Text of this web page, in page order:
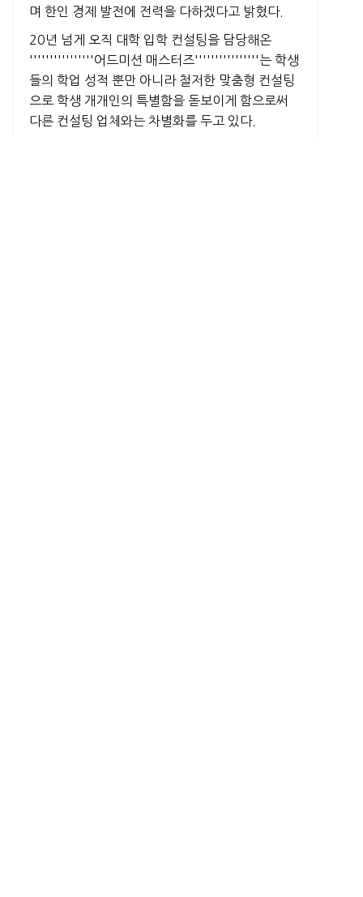
며 한인 경제 발전에 전력을 다하겠다고 밝혔다.
20년 넘게 오직 대학 입학 컨설팅을 담당해온
''''''''''''''''어드미션 매스터즈''''''''''''''''는 학생
들의 학업 성적 뿐만 아니라 철저한 맞춤형 컨설팅
으로 학생 개개인의 특별함을 돋보이게 함으로써
다른 컨설팅 업체와는 차별화를 두고 있다.